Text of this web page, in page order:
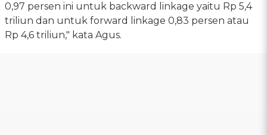
0,97 persen ini untuk backward linkage yaitu Rp 5,4
triliun dan untuk forward linkage 0,83 persen atau
Rp 4,6 triliun," kata Agus.